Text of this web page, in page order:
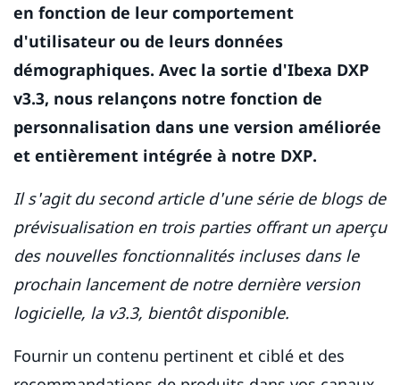
en fonction de leur comportement
d'utilisateur ou de leurs données
démographiques. Avec la sortie d'Ibexa DXP
v3.3, nous relançons notre fonction de
personnalisation dans une version améliorée
et entièrement intégrée à notre DXP.
Il s'agit du second article d'une série de blogs de
prévisualisation en trois parties offrant un aperçu
des nouvelles fonctionnalités incluses dans le
prochain lancement de notre dernière version
logicielle, la v3.3, bientôt disponible.
Fournir un contenu pertinent et ciblé et des